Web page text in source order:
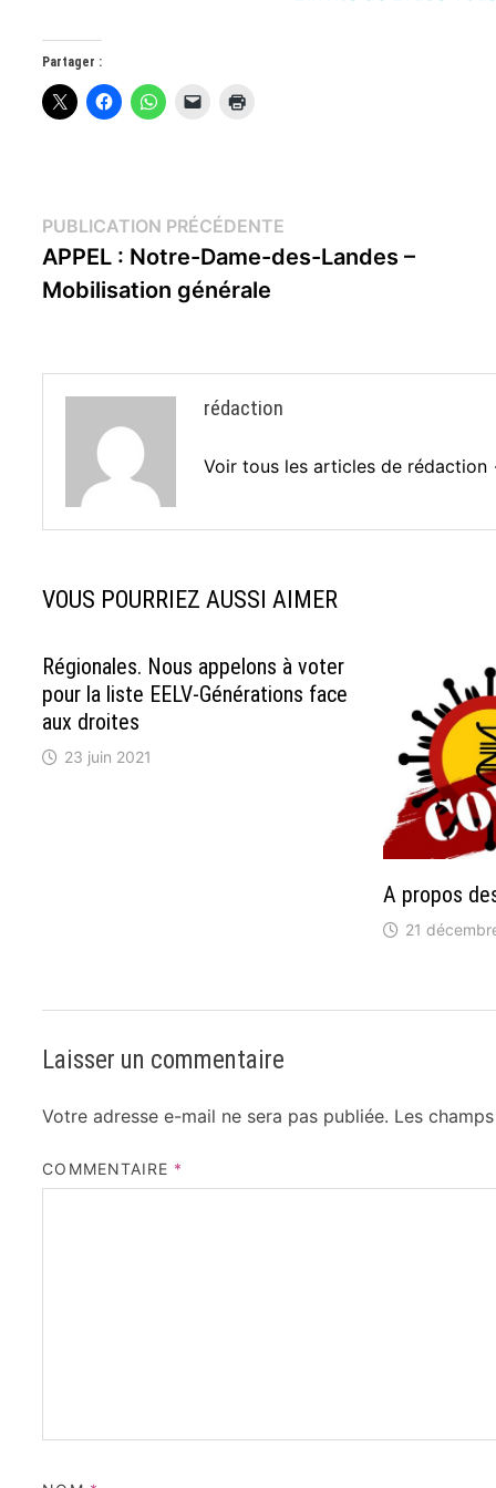
Partager :
Navigation
de
PUBLICATION PRÉCÉDENTE
précédente :
APPEL : Notre-Dame-des-Landes –
Mobilisation générale
rédaction
Voir tous les articles de rédaction
VOUS POURRIEZ AUSSI AIMER
Régionales. Nous appelons à voter
pour la liste EELV-Générations face
aux droites
23 juin 2021
A propos
21
Laisser un commentaire
Votre adresse e-mail ne sera pas publiée. Les
COMMENTAIRE *